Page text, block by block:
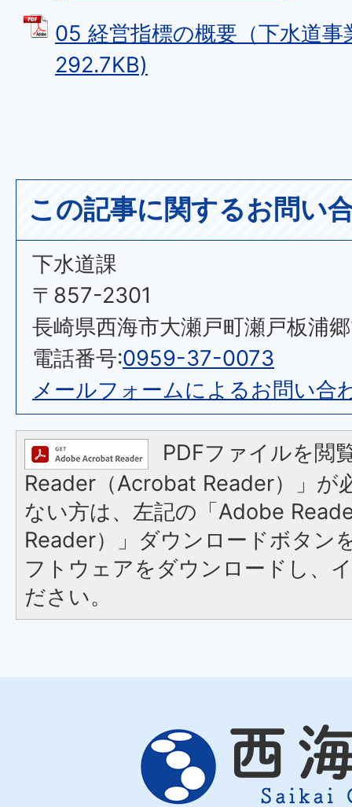
05 経営指標の概要（下水道
292.7KB)
この記事に関するお問い
下水道課
〒857-2301
長崎県西海市大瀬戸町瀬戸板浦
電話番号:0959-37-0073
メールフォームによるお問い合
PDFファイルを閲
Reader（Acrobat Reader）」が
ない方は、左記の「Adobe
Reader）」ダウンロードボタン
フトウェアをダウンロードし、
ださい。